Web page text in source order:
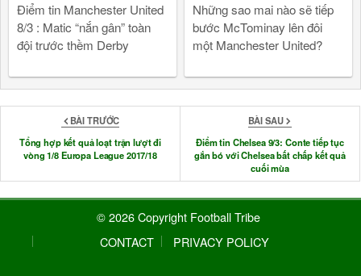
Điểm tin Manchester United
8/3 : Matic “nắn gân” toàn
đội trước thềm Derby
Những sao mai nào sẽ tiếp
bước McTominay lên đôi
một Manchester United?
BÀI TRƯỚC
Tổng hợp kết quả loạt trận lượt đi
vòng 1/8 Europa League 2017/18
BÀI SAU
Điểm tin Chelsea 9/3: Conte tiếp tục
gắn bó với Chelsea bất chấp kết quả
cuối mùa
© 2026 Copyright Football Tribe
CONTACT
PRIVACY POLICY